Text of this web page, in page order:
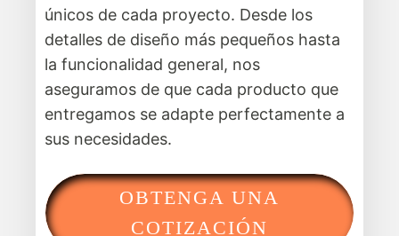
únicos de cada proyecto. Desde los
detalles de diseño más pequeños hasta
la funcionalidad general, nos
aseguramos de que cada producto que
entregamos se adapte perfectamente a
sus necesidades.
OBTENGA UNA
COTIZACIÓN